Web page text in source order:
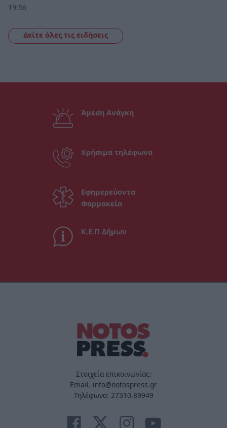
19:56
Δείτε όλες τις ειδήσεις
Άμεση Ανάγκη
Χρήσιμα τηλέφωνα
Εφημερεύοντα
Φαρμακεία
Κ.Ε.Π Δήμων
Στοιχεία επικοινωνίας:
Email. info@notospress.gr
Τηλέφωνο: 27310.89949